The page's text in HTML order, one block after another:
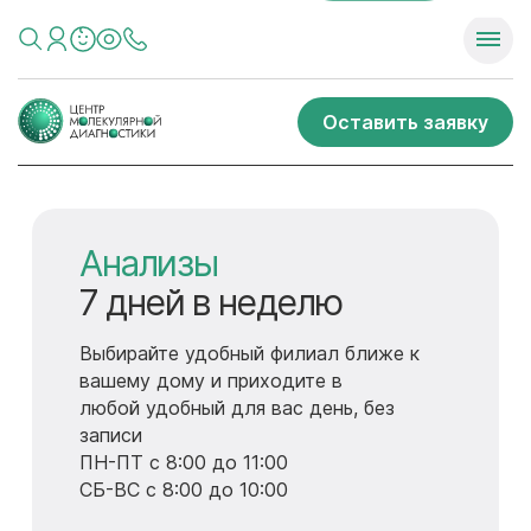
Оставить заявку
ДИАГНОСТИКА
ОРГАНИЗМА
7 дней в неделю
- МРТ
- МСКТ
- Рентген
- УЗИ
- Эндоскопия
Анализы
7 дней в неделю
Выбирайте удобный филиал ближе к
вашему дому и приходите в
любой удобный для вас день, без
записи
ПН-ПТ с 8:00 до 11:00
СБ-ВС с 8:00 до 10:00
Годовые программы
для детей
-Прямой контакт с личным врачом-
педиатром
-Приоритетная запись к узким
специалистам и на диагностику
-Вызовы на дом со скидкой 40%
ДИАГНОСТИКА
ОРГАНИЗМА
7 дней в неделю
- МРТ
- МСКТ
- Рентген
- УЗИ
- Эндоскопия
Анализы
7 дней в неделю
Выбирайте удобный филиал ближе к
вашему дому и приходите в
любой удобный для вас день, без
записи
ПН-ПТ с 8:00 до 11:00
СБ-ВС с 8:00 до 10:00